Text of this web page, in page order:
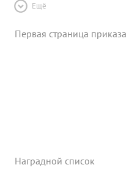
Ещё
Первая страница приказа
Наградной список